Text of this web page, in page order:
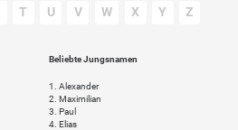
T U V W X Y Z
Beliebte Jungsnamen
1.
Alexander
2. Maximilian
3. Paul
4. Elias